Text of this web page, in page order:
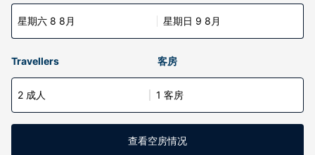
星期六 8 8月 星期日 9 8月
Travellers 客房
2 成人 1 客房
查看空房情况